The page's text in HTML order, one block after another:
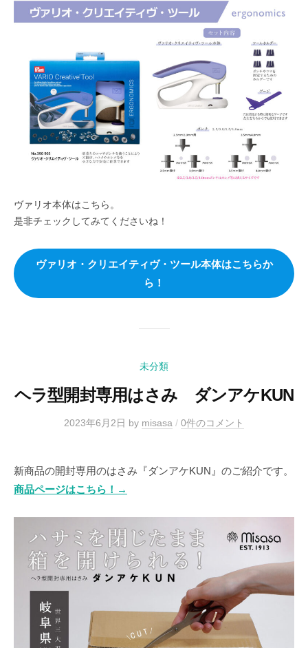
ヴァリオ本体はこちら。
是非チェックしてみてくださいね！
ヴァリオ・クリエイティヴ・ツール本体はこちらか
ら！
未分類
ヘラ型開封専用はさみ ダンアケKUN
2023年6月2日 by misasa / 0件のコメント
新商品の開封専用のはさみ『ダンアケKUN』のご紹介です。
商品ページはこちら！→